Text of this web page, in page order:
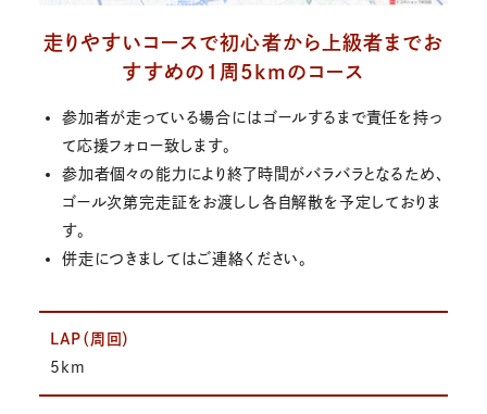
走りやすいコースで初心者から上級者までお
すすめの１周5kmのコース
参加者が走っている場合にはゴールするまで責任を持っ
て応援フォロー致します。
参加者個々の能力により終了時間がバラバラとなるため、
ゴール次第完走証をお渡しし各自解散を予定しておりま
す。
併走につきましてはご連絡ください。
LAP（周回）
5km